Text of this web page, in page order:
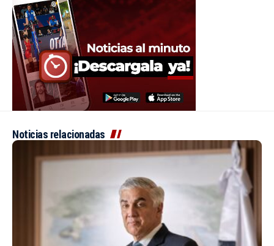
Noticias relacionadas